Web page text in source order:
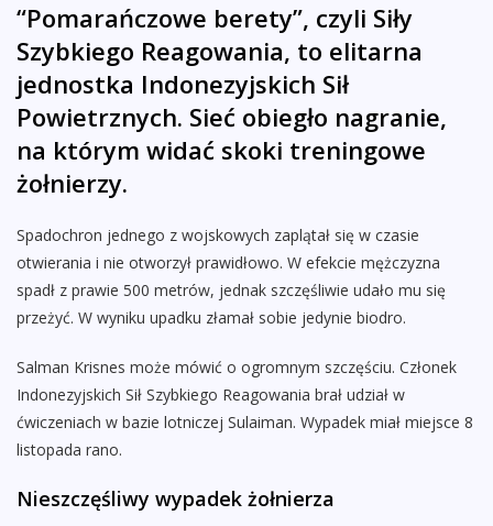
“Pomarańczowe berety”, czyli Siły
Szybkiego Reagowania, to elitarna
jednostka Indonezyjskich Sił
Powietrznych. Sieć obiegło nagranie,
na którym widać skoki treningowe
żołnierzy.
Spadochron jednego z wojskowych zaplątał się w czasie
otwierania i nie otworzył prawidłowo. W efekcie mężczyzna
spadł z prawie 500 metrów, jednak szczęśliwie udało mu się
przeżyć. W wyniku upadku złamał sobie jedynie biodro.
Salman Krisnes może mówić o ogromnym szczęściu. Członek
Indonezyjskich Sił Szybkiego Reagowania brał udział w
ćwiczeniach w bazie lotniczej Sulaiman. Wypadek miał miejsce 8
listopada rano.
Nieszczęśliwy wypadek żołnierza